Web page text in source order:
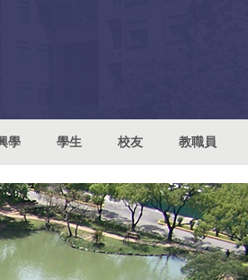
學 學生 校友 教職員